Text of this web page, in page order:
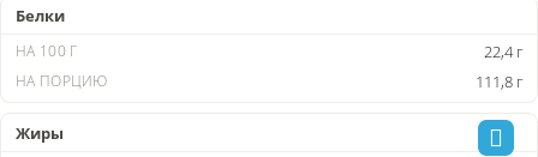
Белки
22,4 г
111,8 г
Жиры